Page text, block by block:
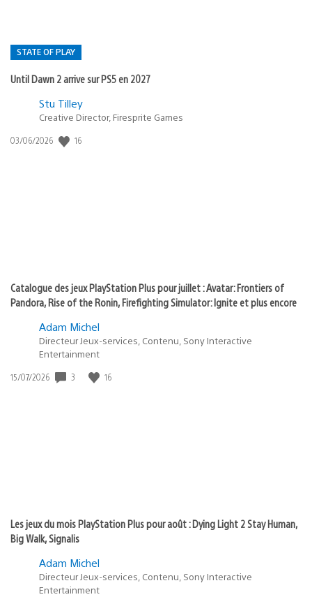
STATE OF PLAY
Until Dawn 2 arrive sur PS5 en 2027
Postée
:
Stu Tilley
Creative Director, Firesprite Games
Date
03/06/2026 16
Catalogue des jeux PlayStation Plus pour juillet : Avatar: Frontiers of
Pandora, Rise of the Ronin, Firefighting Simulator: Ignite et plus encore
Adam Michel
Directeur Jeux-services, Contenu, Sony Interactive
Entertainment
Date
15/07/2026 3 16
Les jeux du mois PlayStation Plus pour août : Dying Light 2 Stay Human,
Big Walk, Signalis
Adam Michel
Directeur Jeux-services, Contenu, Sony Interactive
Entertainment